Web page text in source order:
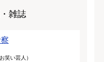
雑誌
笑い芸人）